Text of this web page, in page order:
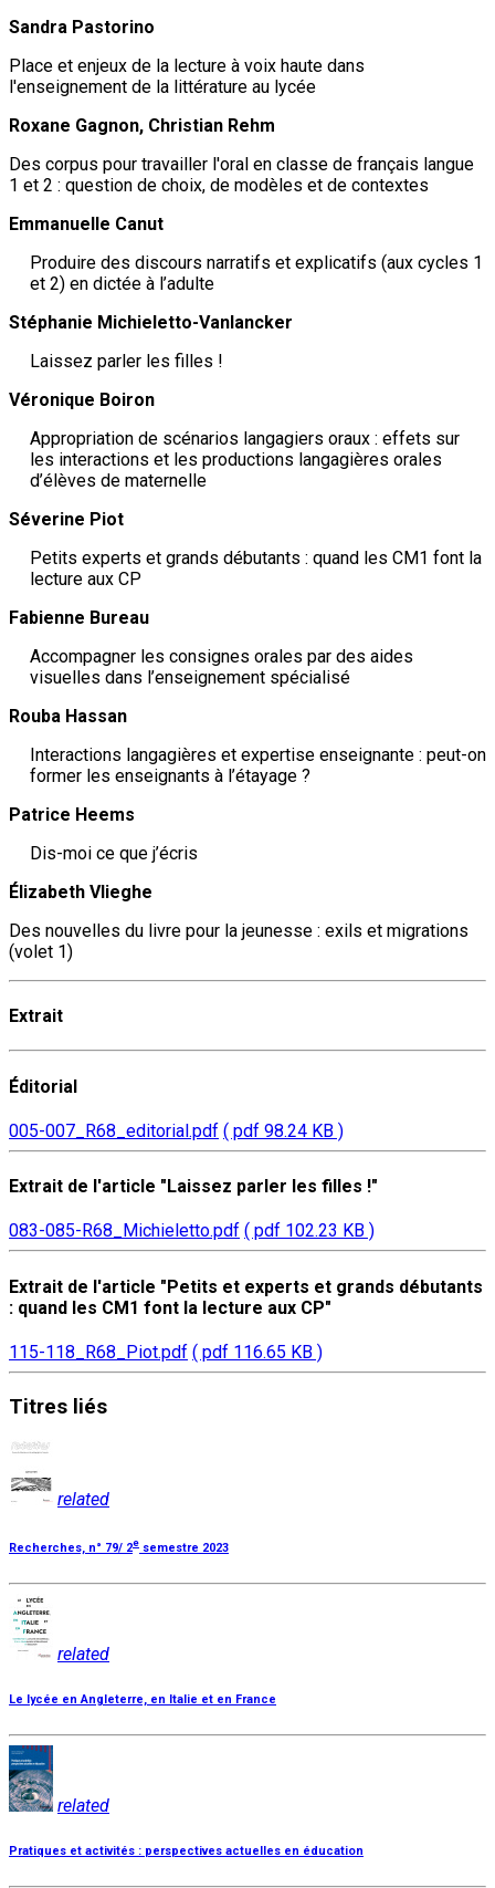
Sandra Pastorino
Place et enjeux de la lecture à voix haute dans
l'enseignement de la littérature au lycée
Roxane Gagnon, Christian Rehm
Des corpus pour travailler l'oral en classe de français langue
1 et 2 : question de choix, de modèles et de contextes
Emmanuelle Canut
Produire des discours narratifs et explicatifs (aux cycles 1
et 2) en dictée à l’adulte
Stéphanie Michieletto-Vanlancker
Laissez parler les filles !
Véronique Boiron
Appropriation de scénarios langagiers oraux : effets sur
les interactions et les productions langagières orales
d’élèves de maternelle
Séverine Piot
Petits experts et grands débutants : quand les CM1 font la
lecture aux CP
Fabienne Bureau
Accompagner les consignes orales par des aides
visuelles dans l’enseignement spécialisé
Rouba Hassan
Interactions langagières et expertise enseignante : peut-on
former les enseignants à l’étayage ?
Patrice Heems
Dis-moi ce que j’écris
Élizabeth Vlieghe
Des nouvelles du livre pour la jeunesse : exils et migrations
(volet 1)
Extrait
Éditorial
005-007_R68_editorial.pdf ( pdf 98.24 KB )
Extrait de l'article "Laissez parler les filles !"
083-085-R68_Michieletto.pdf ( pdf 102.23 KB )
Extrait de l'article "Petits et experts et grands débutants
: quand les CM1 font la lecture aux CP"
115-118_R68_Piot.pdf ( pdf 116.65 KB )
Titres liés
related
Recherches, n° 79/ 2e semestre 2023
related
Le lycée en Angleterre, en Italie et en France
related
Pratiques et activités : perspectives actuelles en éducation